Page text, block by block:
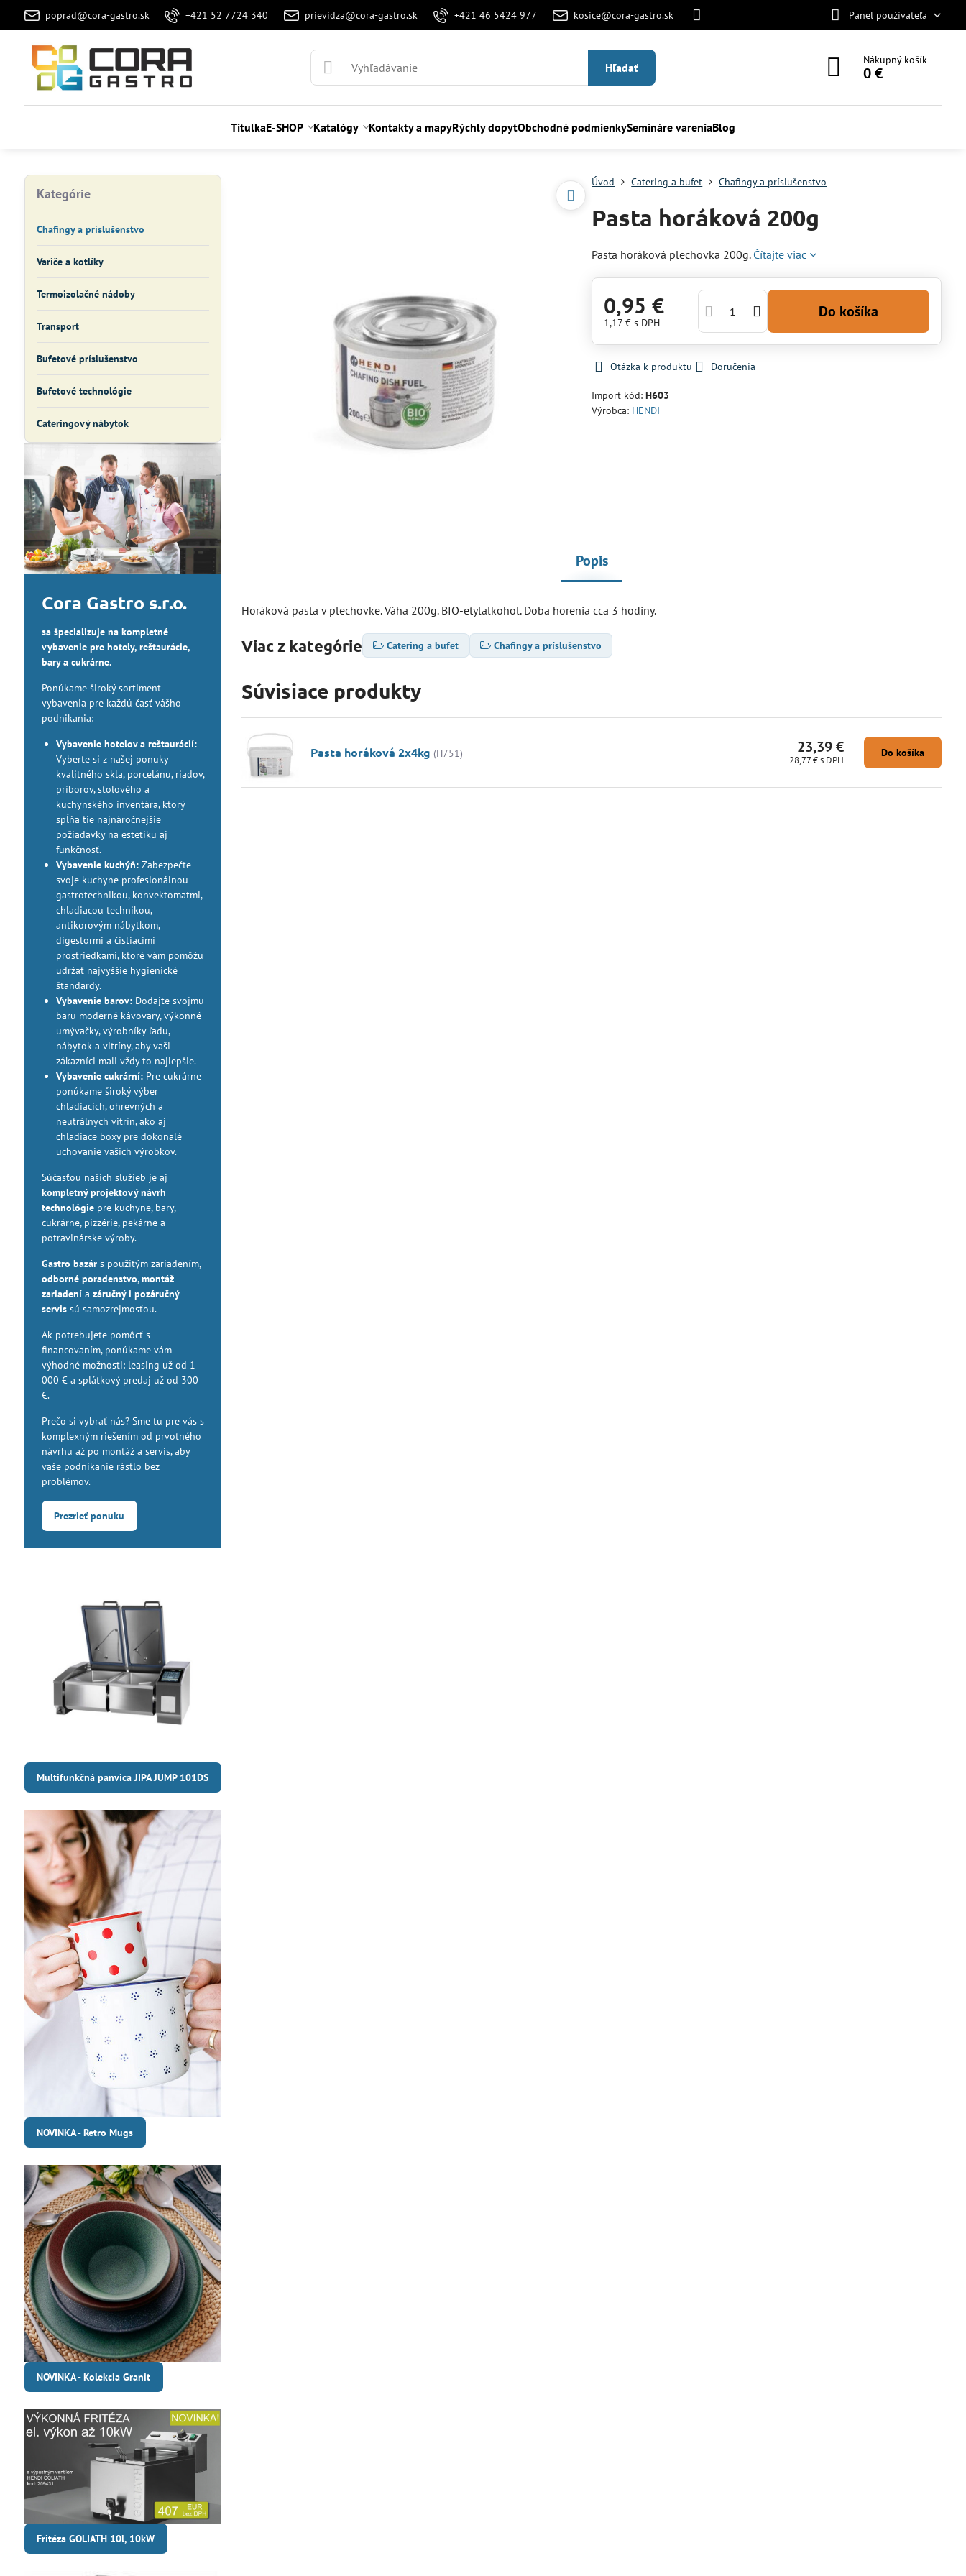
poprad@cora-gastro.sk +421 52 7724 340 prievidza@cora-gastro.sk +421 46 5424 977 kosice@cora-gastro.sk Panel používateľa
Hľadať
Nákupný košík
0 €
TitulkaE-SHOP Katalógy Kontakty a mapyRýchly dopytObchodné podmienkySemináre vareniaBlog
Úvod Catering a bufet Chafingy a príslušenstvo
Pasta horáková 200g
Pasta horáková plechovka 200g. Čítajte viac
0,95 €
1,17 €s DPH
Do košíka
Otázka k produktu Doručenia
Import kód:H603
Výrobca: HENDI
Popis
Horáková pasta v plechovke. Váha 200g. BIO-etylalkohol. Doba horenia cca 3 hodiny.
Viac z kategórie Catering a bufet Chafingy a príslušenstvo
Súvisiace produkty
Pasta horáková 2x4kg (H751) 23,39 €
28,77 €s DPH
Do košíka
Kategórie
Chafingy a príslušenstvo
Variče a kotlíky
Termoizolačné nádoby
Transport
Bufetové príslušenstvo
Bufetové technológie
Cateringový nábytok
Cora Gastro s.r.o.
sa špecializuje na kompletné
vybavenie pre hotely, reštaurácie,
bary a cukrárne.
Ponúkame široký sortiment
vybavenia pre každú časť vášho
podnikania:
Vybavenie hotelov a reštaurácií:
Vyberte si z našej ponuky
kvalitného skla, porcelánu, riadov,
príborov, stolového a
kuchynského inventára, ktorý
spĺňa tie najnáročnejšie
požiadavky na estetiku aj
funkčnosť.
Vybavenie kuchýň:Zabezpečte
svoje kuchyne profesionálnou
gastrotechnikou, konvektomatmi,
chladiacou technikou,
antikorovým nábytkom,
digestormi a čistiacimi
prostriedkami, ktoré vám pomôžu
udržať najvyššie hygienické
štandardy.
Vybavenie barov:Dodajte svojmu
baru moderné kávovary, výkonné
umývačky, výrobníky ľadu,
nábytok a vitríny, aby vaši
zákazníci mali vždy to najlepšie.
Vybavenie cukrární:Pre cukrárne
ponúkame široký výber
chladiacich, ohrevných a
neutrálnych vitrín, ako aj
chladiace boxy pre dokonalé
uchovanie vašich výrobkov.
Súčasťou našich služieb je aj
kompletný projektový návrh
technológiepre kuchyne, bary,
cukrárne, pizzérie, pekárne a
potravinárske výroby.
Gastro bazárs použitým zariadením,
odborné poradenstvo,montáž
zariadenía záručný i pozáručný
servissú samozrejmosťou.
Ak potrebujete pomôcť s
financovaním, ponúkame vám
výhodné možnosti: leasing už od 1
000 € a splátkový predaj už od 300
€.
Prečo si vybrať nás? Sme tu pre vás s
komplexným riešením od prvotného
návrhu až po montáž a servis, aby
vaše podnikanie rástlo bez
problémov.
Prezrieť ponuku
Multifunkčná panvica JIPA JUMP 101DS
NOVINKA - Retro Mugs
NOVINKA - Kolekcia Granit
Fritéza GOLIATH 10l, 10kW